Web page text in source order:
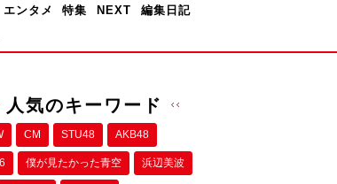
エンタメ 特集 NEXT 編集日記
人気のキーワード
CM STU48 AKB48
僕が⾒たかった⻘空 浜辺美波